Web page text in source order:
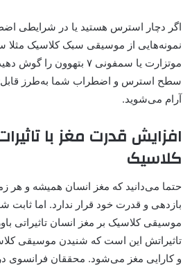
اگر دچار استرس هستید یا در شرایطی
موتزارت یا سمفونی ۷
سطح استرس و اضطراب شما به‌طرز
آرام می‌شوید.
افزایش قدرت مغز با
کلاسیک
حتما می‌دانید که مغز انسان همیشه و هر
بازدهی و قدرت خود قرار ندارد. اما ثابت
موسیقی کلاسیک بر مغز انسان تاثیراتی
تاثیراتش این است که شنیدن موسیقی
و کارایی مغز می‌شود. محققان فرانسوی